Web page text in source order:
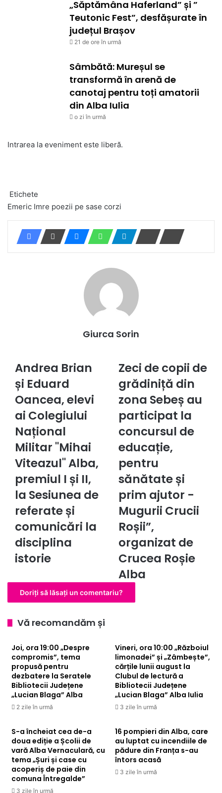
„Săptămâna Haferland” și ”
Teutonic Fest”, desfășurate în
județul Brașov
21 de ore în urmă
Sâmbătă: Mureșul se
transformă în arenă de
canotaj pentru toți amatorii
din Alba Iulia
o zi în urmă
Intrarea la eveniment este liberă.
Etichete
Emeric Imre poezii pe sase corzi
Giurca Sorin
Andrea
Brian
și
Eduard
Oancea,
elevi
ai
Colegiului
Național
Militar
"Mihai
Viteazul"
Alba,
premiul
II,
la
Sesiunea
de
și
comunicări
la
istorie
Andrea Brian
și Eduard
Oancea, elevi
ai Colegiului
Național
Militar "Mihai
Viteazul" Alba,
premiul I și II,
la Sesiunea de
referate și
comunicări la
disciplina
istorie
Zeci
de
copii
de
grădiniță
din
Sebeș
au
participat
la
concursul
educație,
pentru
sănătate
și
prim
ajutor
-
Mugurii
Crucii
Roșii”,
organizat
Alba
Zeci de copii de
grădiniță din
zona Sebeș au
participat la
concursul de
educație,
pentru
sănătate și
prim ajutor -
Mugurii Crucii
Roșii”,
organizat de
Crucea Roșie
Alba
Doriți să lăsați un comentariu?
Vă recomandăm și
Joi, ora 19:00 „Despre
compromis”, tema
propusă pentru
dezbatere la Seratele
Bibliotecii Județene
„Lucian Blaga” Alba
2 zile în urmă
Vineri, ora 10:00 „Războiul
limonadei” și „Zâmbește”,
cărțile lunii august la
Clubul de lectură a
Bibliotecii Județene
„Lucian Blaga” Alba Iulia
3 zile în urmă
S-a încheiat cea de-a
doua ediție a Școlii de
vară Alba Vernaculară, cu
tema „Șuri și case cu
acoperiș de paie din
comuna Întregalde”
3 zile în urmă
16 pompieri din Alba, care
au luptat cu incendiile de
pădure din Franța s-au
întors acasă
3 zile în urmă